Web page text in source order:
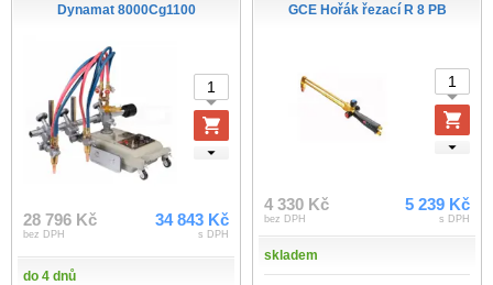
Dynamat 8000Cg1100
28 796 Kč
bez DPH
34 843 Kč
s DPH
do 4 dnů
GCE Hořák řezací R 8 PB
4 330 Kč
bez DPH
5 239 Kč
s DPH
skladem